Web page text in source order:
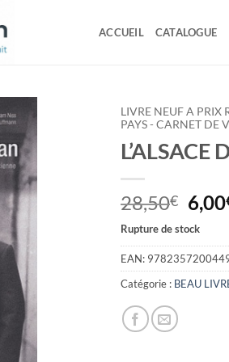
ACCUEIL CATALOGUE
LIVRE NEUF A PRIX
PAYS - CARNET DE
L’ALSACE
28,50€ Le
prix
était
6,00
Rupture de stock
EAN:
Catégorie : BEAU